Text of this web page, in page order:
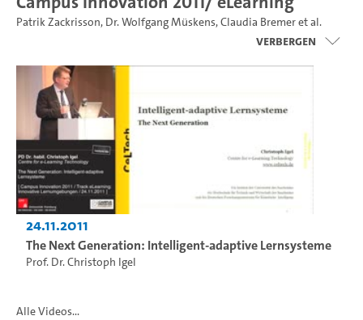
Patrik Zackrisson, Dr. Wolfgang Müskens,Claudia Bremeret al.
Verbergen
24.11.2011
The Next Generation: Intelligent-adaptive Lernsysteme
Prof. Dr. Christoph Igel
Alle Videos...